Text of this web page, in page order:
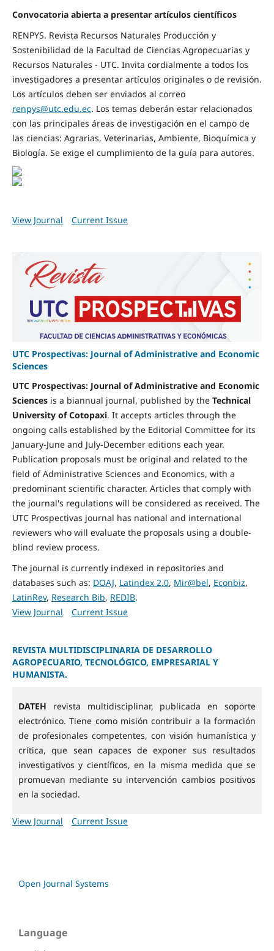
Convocatoria abierta a presentar artículos científicos
RENPYS. Revista Recursos Naturales Producción y
Sostenibilidad de la Facultad de Ciencias Agropecuarias y
Recursos Naturales - UTC. Invita cordialmente a todos los
investigadores a presentar artículos originales o de revisión.
Los artículos deben ser enviados al correo
renpys@utc.edu.ec. Los temas deberán estar relacionados
con las principales áreas de investigación en el campo de
las ciencias: Agrarias, Veterinarias, Ambiente, Bioquímica y
Biología. Se exige el cumplimiento de la guía para autores.
View Journal Current Issue
UTC Prospectivas: Journal of Administrative and Economic
Sciences
UTC Prospectivas: Journal of Administrative and Economic
Sciencesis a biannual journal, published by the Technical
University of Cotopaxi. It accepts articles through the
ongoing calls established by the Editorial Committee for its
January-June and July-December editions each year.
Publication proposals must be original and related to the
field of Administrative Sciences and Economics, with a
predominant scientific character. Articles that comply with
the journal's regulations will be considered as received. The
UTC Prospectivas journal has national and international
reviewers who will evaluate the proposals using a double-
blind review process.
The journal is currently indexed in repositories and
databases such as: DOAJ, Latindex 2.0, Mir@bel, Econbiz,
LatinRev, Research Bib, REDIB.
View Journal
Current Issue
REVISTA MULTIDISCIPLINARIA DE DESARROLLO
AGROPECUARIO, TECNOLÓGICO, EMPRESARIAL Y
HUMANISTA.
DATEH revista multidisciplinar, publicada en soporte
electrónico. Tiene como misión contribuir a la formación
de profesionales competentes, con visión humanística y
crítica, que sean capaces de exponer sus resultados
investigativos y científicos, en la misma medida que se
promuevan mediante su intervención cambios positivos
en la sociedad.
View Journal Current Issue
Open Journal Systems
Language